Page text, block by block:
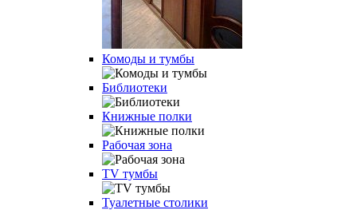
Комоды и тумбы
Библиотеки
Книжные полки
Рабочая зона
TV тумбы
Туалетные столики